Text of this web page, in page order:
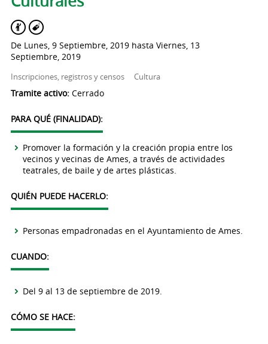
De Lunes, 9 Septiembre, 2019hasta Viernes, 13
Septiembre, 2019
Inscripciones, registros y censos Cultura
Tramite activo: Cerrado
PARA QUÉ (FINALIDAD):
Promover la formación y la creación propia entre los
vecinos y vecinas de Ames, a través de actividades
teatrales, de baile y de artes plásticas.
QUIÉN PUEDE HACERLO:
Personas empadronadas en el Ayuntamiento de Ames.
CUANDO:
Del 9 al 13 de septiembre de 2019.
CÓMO SE HACE: